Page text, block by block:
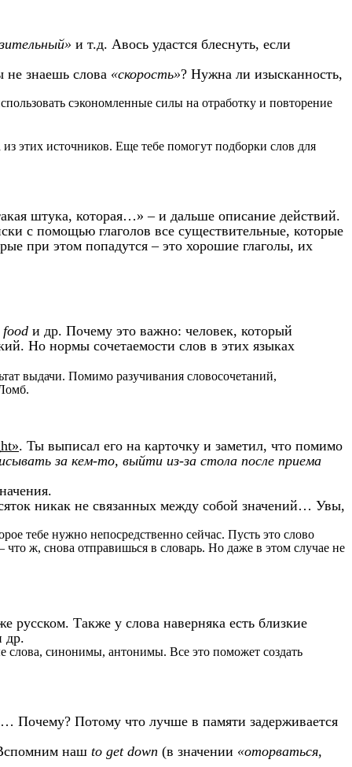
и т.д. Авось удастся блеснуть, если
не знаешь слова «скорость»? Нужна ли изысканность,
сэкономленные силы на отработку и повторение
этих источников. Еще тебе помогут подборки слов для
штука, которая…» – и дальше описание действий.
с помощью глаголов все существительные, которые
при этом попадутся – это хорошие глаголы, их
и др. Почему это важно: человек, который
Но нормы сочетаемости слов в этих языках
выдачи. Помимо разучивания словосочетаний,
. Ты выписал его на карточку и заметил, что помимо
за кем-то, выйти из-за стола после приема
никак не связанных между собой значений… Увы,
тебе нужно непосредственно сейчас. Пусть это слово
ж, снова отправишься в словарь. Но даже в этом случае не
русском. Также у слова наверняка есть близкие
др.
слова, синонимы, антонимы. Все это поможет создать
Почему? Потому что лучше в памяти задерживается
наш to get down (в значении «оторваться,